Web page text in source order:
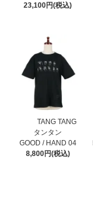
23,100円(税込)
TANG TANG
タンタン
GOOD / HAND 04
8,800円(税込)